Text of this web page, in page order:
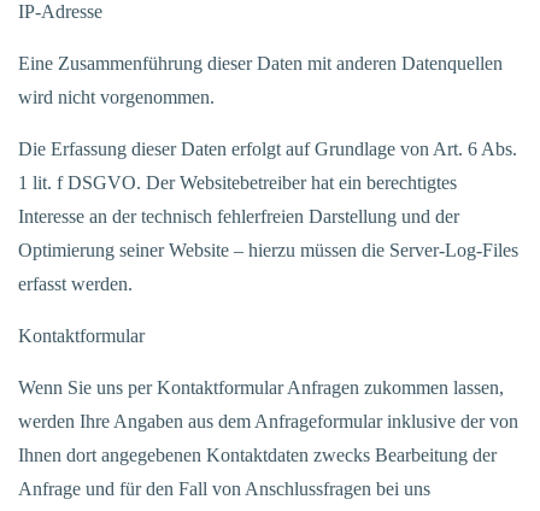
IP-Adresse
Eine Zusammenführung dieser Daten mit anderen Datenquellen
wird nicht vorgenommen.
Die Erfassung dieser Daten erfolgt auf Grundlage von Art. 6 Abs.
1 lit. f DSGVO. Der Websitebetreiber hat ein berechtigtes
Interesse an der technisch fehlerfreien Darstellung und der
Optimierung seiner Website – hierzu müssen die Server-Log-Files
erfasst werden.
Kontaktformular
Wenn Sie uns per Kontaktformular Anfragen zukommen lassen,
werden Ihre Angaben aus dem Anfrageformular inklusive der von
Ihnen dort angegebenen Kontaktdaten zwecks Bearbeitung der
Anfrage und für den Fall von Anschlussfragen bei uns